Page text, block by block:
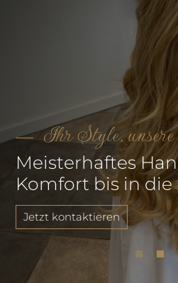
Ihr Style,
Meisterhaftes
Komfort bis in die
Jetzt kontaktieren